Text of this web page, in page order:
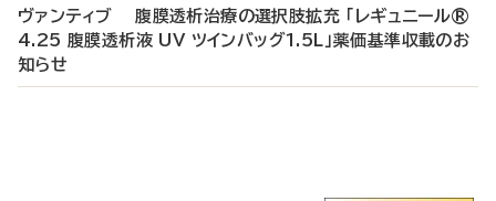
ヴァンティブ 腹膜透析治療の選択肢拡充 「レギュニール®
4.25 腹膜透析液 UV ツインバッグ1.5L」薬価基準収載のお
知らせ